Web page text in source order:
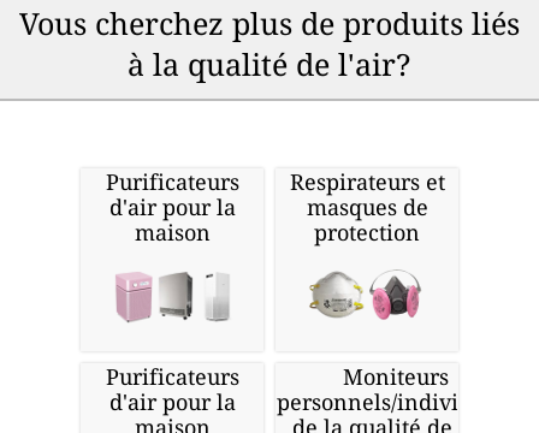
Vous cherchez plus de produits liés
à la qualité de l'air?
Purificateurs
d'air pour la
maison
Respirateurs et
masques de
protection
Purificateurs
d'air pour la
maison
Moniteurs
personnels/individuels
de la qualité de l'air